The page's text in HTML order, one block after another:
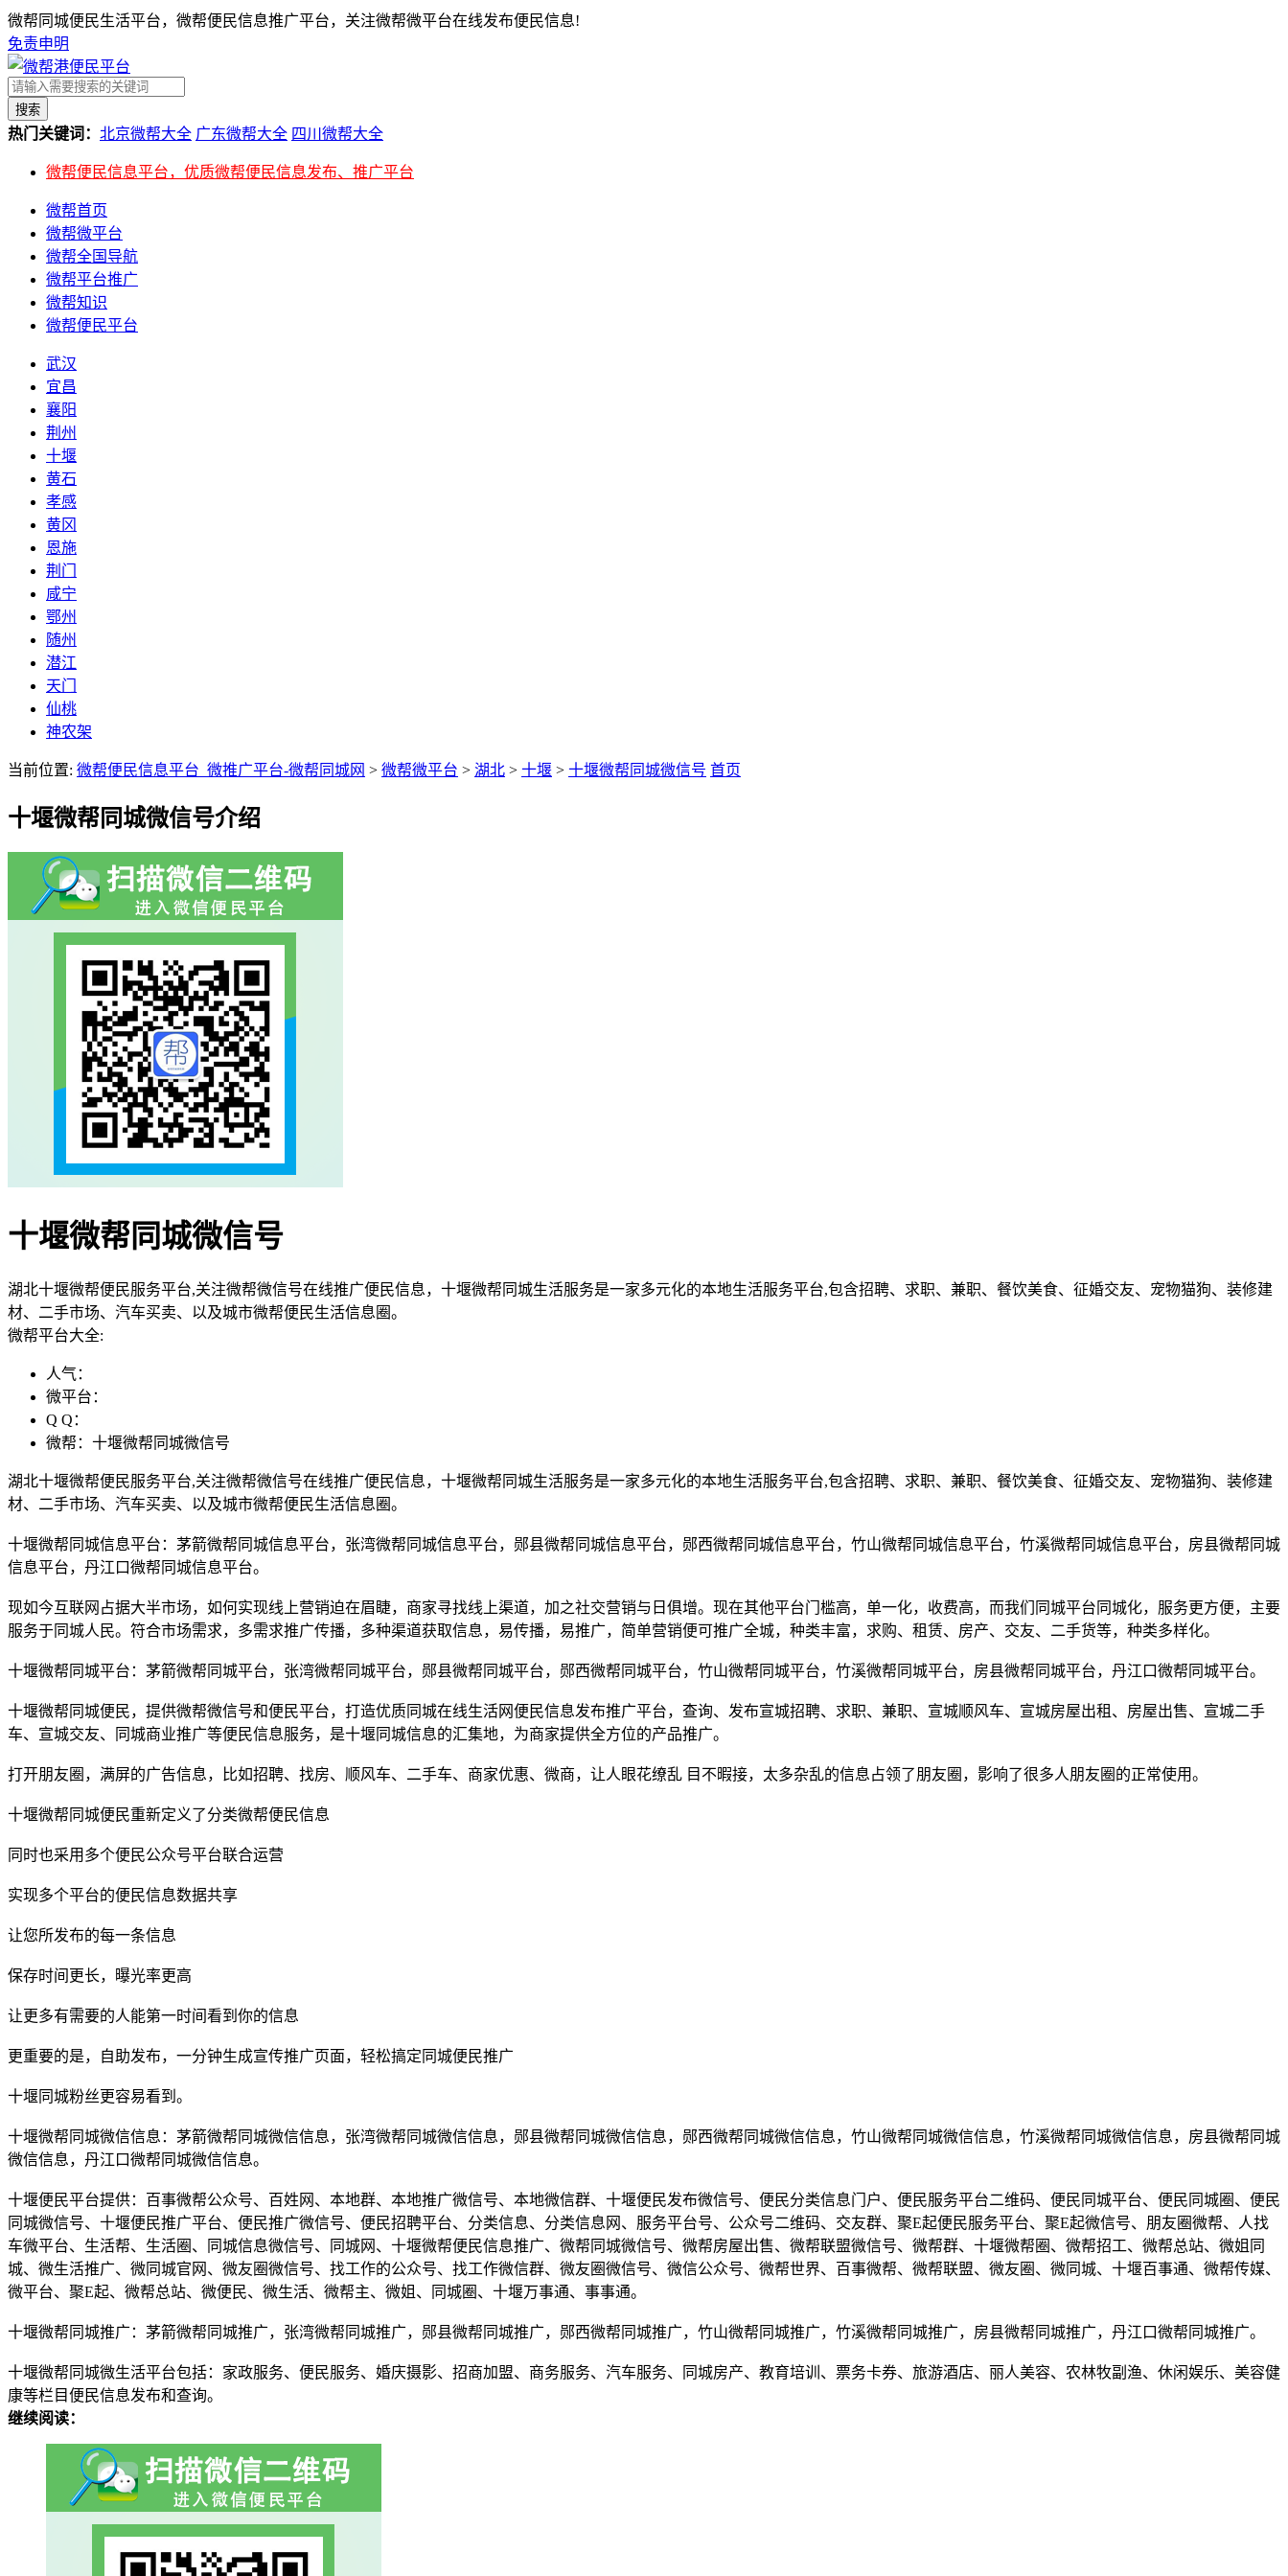
微帮同城便民生活平台，微帮便民信息推广平台，关注微帮微平台在线发布便民信息!
免责申明
搜索
热门关键词： 北京微帮大全 广东微帮大全 四川微帮大全
微帮便民信息平台，优质微帮便民信息发布、推广平台
微帮首页
微帮微平台
微帮全国导航
微帮平台推广
微帮知识
微帮便民平台
武汉
宜昌
襄阳
荆州
十堰
黄石
孝感
黄冈
恩施
荆门
咸宁
鄂州
随州
潜江
天门
仙桃
神农架
当前位置: 微帮便民信息平台_微推广平台-微帮同城网 > 微帮微平台 > 湖北 > 十堰 > 十堰微帮同城微信号 首页
十堰微帮同城微信号介绍
十堰微帮同城微信号
湖北十堰微帮便民服务平台,关注微帮微信号在线推广便民信息，十堰微帮同城生活服务是一家多元化的本地生活服务平台,包含招聘、求职、兼职、餐饮美食、征婚交友、宠物猫狗、装修建
材、二手市场、汽车买卖、以及城市微帮便民生活信息圈。
微帮平台大全:
人气：
微平台：
Q Q：
微帮：十堰微帮同城微信号
湖北十堰微帮便民服务平台,关注微帮微信号在线推广便民信息，十堰微帮同城生活服务是一家多元化的本地生活服务平台,包含招聘、求职、兼职、餐饮美食、征婚交友、宠物猫狗、装修建
材、二手市场、汽车买卖、以及城市微帮便民生活信息圈。
十堰微帮同城信息平台：茅箭微帮同城信息平台，张湾微帮同城信息平台，郧县微帮同城信息平台，郧西微帮同城信息平台，竹山微帮同城信息平台，竹溪微帮同城信息平台，房县微帮同城
信息平台，丹江口微帮同城信息平台。
现如今互联网占据大半市场，如何实现线上营销迫在眉睫，商家寻找线上渠道，加之社交营销与日俱增。现在其他平台门槛高，单一化，收费高，而我们同城平台同城化，服务更方便，主要
服务于同城人民。符合市场需求，多需求推广传播，多种渠道获取信息，易传播，易推广，简单营销便可推广全城，种类丰富，求购、租赁、房产、交友、二手货等，种类多样化。
十堰微帮同城平台：茅箭微帮同城平台，张湾微帮同城平台，郧县微帮同城平台，郧西微帮同城平台，竹山微帮同城平台，竹溪微帮同城平台，房县微帮同城平台，丹江口微帮同城平台。
十堰微帮同城便民，提供微帮微信号和便民平台，打造优质同城在线生活网便民信息发布推广平台，查询、发布宣城招聘、求职、兼职、宣城顺风车、宣城房屋出租、房屋出售、宣城二手
车、宣城交友、同城商业推广等便民信息服务，是十堰同城信息的汇集地，为商家提供全方位的产品推广。
打开朋友圈，满屏的广告信息，比如招聘、找房、顺风车、二手车、商家优惠、微商，让人眼花缭乱 目不暇接，太多杂乱的信息占领了朋友圈，影响了很多人朋友圈的正常使用。
十堰微帮同城便民重新定义了分类微帮便民信息
同时也采用多个便民公众号平台联合运营
实现多个平台的便民信息数据共享
让您所发布的每一条信息
保存时间更长，曝光率更高
让更多有需要的人能第一时间看到你的信息
更重要的是，自助发布，一分钟生成宣传推广页面，轻松搞定同城便民推广
十堰同城粉丝更容易看到。
十堰微帮同城微信信息：茅箭微帮同城微信信息，张湾微帮同城微信信息，郧县微帮同城微信信息，郧西微帮同城微信信息，竹山微帮同城微信信息，竹溪微帮同城微信信息，房县微帮同城
微信信息，丹江口微帮同城微信信息。
十堰便民平台提供：百事微帮公众号、百姓网、本地群、本地推广微信号、本地微信群、十堰便民发布微信号、便民分类信息门户、便民服务平台二维码、便民同城平台、便民同城圈、便民
同城微信号、十堰便民推广平台、便民推广微信号、便民招聘平台、分类信息、分类信息网、服务平台号、公众号二维码、交友群、聚E起便民服务平台、聚E起微信号、朋友圈微帮、人找
车微平台、生活帮、生活圈、同城信息微信号、同城网、十堰微帮便民信息推广、微帮同城微信号、微帮房屋出售、微帮联盟微信号、微帮群、十堰微帮圈、微帮招工、微帮总站、微姐同
城、微生活推广、微同城官网、微友圈微信号、找工作的公众号、找工作微信群、微友圈微信号、微信公众号、微帮世界、百事微帮、微帮联盟、微友圈、微同城、十堰百事通、微帮传媒、
微平台、聚E起、微帮总站、微便民、微生活、微帮主、微姐、同城圈、十堰万事通、事事通。
十堰微帮同城推广：茅箭微帮同城推广，张湾微帮同城推广，郧县微帮同城推广，郧西微帮同城推广，竹山微帮同城推广，竹溪微帮同城推广，房县微帮同城推广，丹江口微帮同城推广。
十堰微帮同城微生活平台包括：家政服务、便民服务、婚庆摄影、招商加盟、商务服务、汽车服务、同城房产、教育培训、票务卡券、旅游酒店、丽人美容、农林牧副渔、休闲娱乐、美容健
康等栏目便民信息发布和查询。
继续阅读：